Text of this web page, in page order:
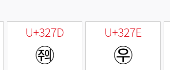
U+327D
㉽
U+327E
㉾